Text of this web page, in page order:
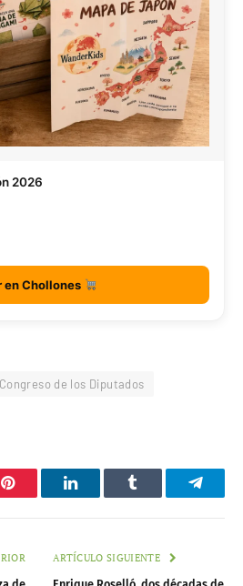
2026
en Chollones
Congreso de los Diputados
Pinterest LinkedInTumblr
ARTÍCULO SIGUIENTE